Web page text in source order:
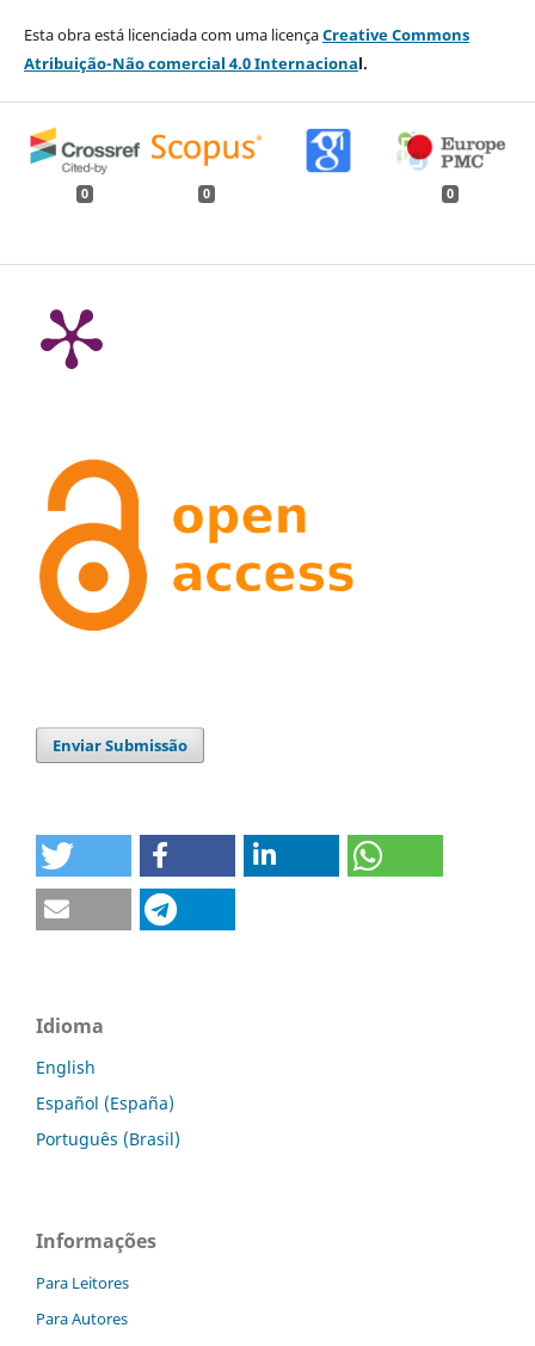
Esta obra está licenciada com uma licençaCreative Commons
Atribuição-Não comercial 4.0 Internacional.
0 0 0
Enviar Submissão
Idioma
English
Español (España)
Português (Brasil)
Informações
Para Leitores
Para Autores